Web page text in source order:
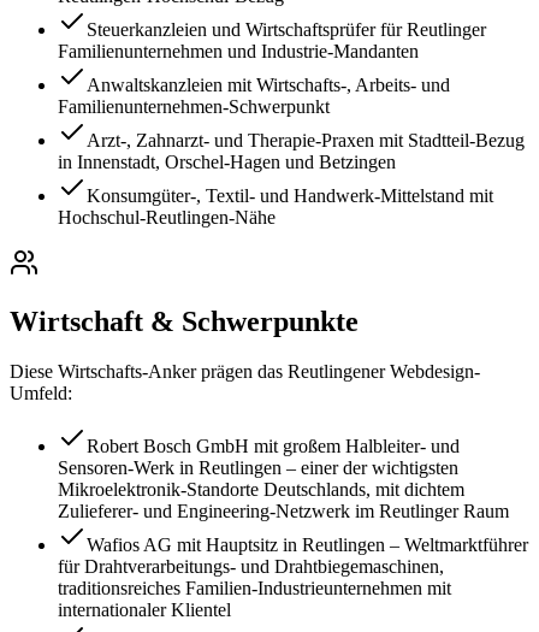
Steuerkanzleien und Wirtschaftsprüfer für Reutlinger
Familienunternehmen und Industrie-Mandanten
Anwaltskanzleien mit Wirtschafts-, Arbeits- und
Familienunternehmen-Schwerpunkt
Arzt-, Zahnarzt- und Therapie-Praxen mit Stadtteil-Bezug
in Innenstadt, Orschel-Hagen und Betzingen
Konsumgüter-, Textil- und Handwerk-Mittelstand mit
Hochschul-Reutlingen-Nähe
Wirtschaft & Schwerpunkte
Diese Wirtschafts-Anker prägen das Reutlingener Webdesign-
Umfeld:
Robert Bosch GmbH mit großem Halbleiter- und
Sensoren-Werk in Reutlingen – einer der wichtigsten
Mikroelektronik-Standorte Deutschlands, mit dichtem
Zulieferer- und Engineering-Netzwerk im Reutlinger Raum
Wafios AG mit Hauptsitz in Reutlingen – Weltmarktführer
für Drahtverarbeitungs- und Drahtbiegemaschinen,
traditionsreiches Familien-Industrieunternehmen mit
internationaler Klientel